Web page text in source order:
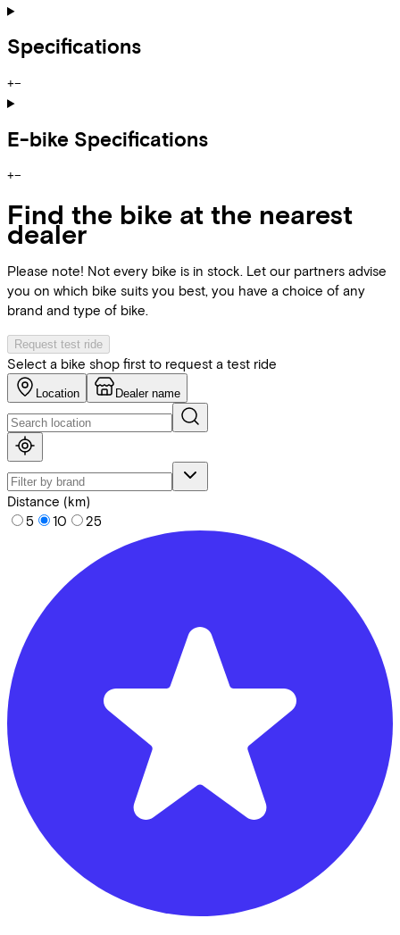
Specifications
+−
E-bike Specifications
+−
Find the bike at the nearest
dealer
Please note! Not every bike is in stock. Let our partners advise
you on which bike suits you best, you have a choice of any
brand and type of bike.
Request test ride
Select a bike shop first to request a test ride
Location Dealer name
Distance (km)
5
10 25